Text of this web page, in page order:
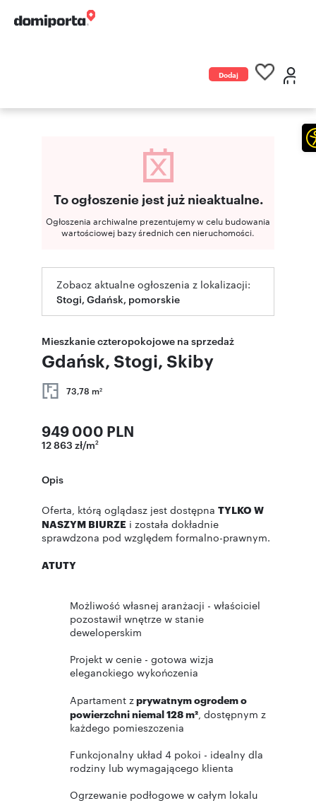
Dodaj
To ogłoszenie jest już nieaktualne.
Ogłoszenia archiwalne prezentujemy w celu budowania
wartościowej bazy średnich cen nieruchomości.
Zobacz aktualne ogłoszenia z lokalizacji:
Stogi, Gdańsk, pomorskie
Mieszkanie czteropokojowe na sprzedaż
Gdańsk, Stogi, Skiby
73,78 m2
949 000 PLN
12 863 zł/m2
Opis
Oferta, którą oglądasz jest dostępna TYLKO W
NASZYM BIURZE i została dokładnie
sprawdzona pod względem formalno-prawnym.
ATUTY
Możliwość własnej aranżacji - właściciel
pozostawił wnętrze w stanie
deweloperskim
Projekt w cenie - gotowa wizja
eleganckiego wykończenia
Apartament zprywatnym ogrodem o
powierzchni niemal 128 m², dostępnym z
każdego pomieszczenia
Funkcjonalny układ 4 pokoi - idealny dla
rodziny lub wymagającego klienta
Ogrzewanie podłogowe w całym lokalu